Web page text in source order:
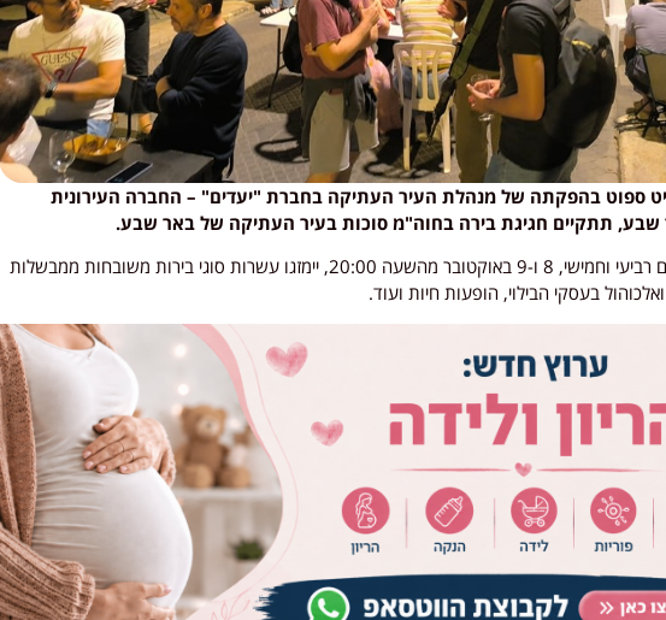
ספוט בהפקתה של מנהלת העיר העתיקה בחברת "יעדים" – החברה העירונית
שבע, תתקיים חגיגת בירה בחוה"מ סוכות בעיר העתיקה של באר שבע.
באירוע, שיתקיים בימים רביעי וחמישי, 8 ו-9 באוקטובר מהשעה 20:00, יימזגו עשרות סוגי בירות משובחות ממבשלות
בעסקי הבילוי, הופעות חיות ועוד.